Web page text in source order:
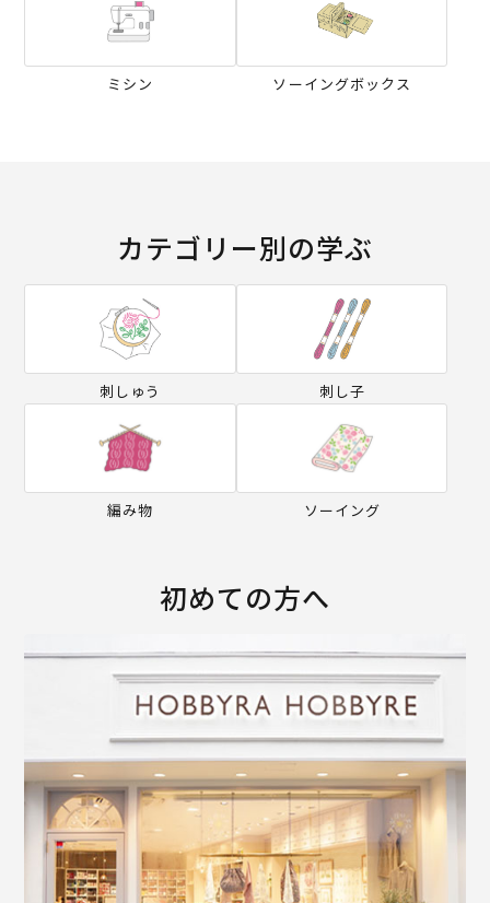
ミシン ソーイングボックス
カテゴリー別の学ぶ
刺しゅう 刺し子
編み物 ソーイング
初めての方へ